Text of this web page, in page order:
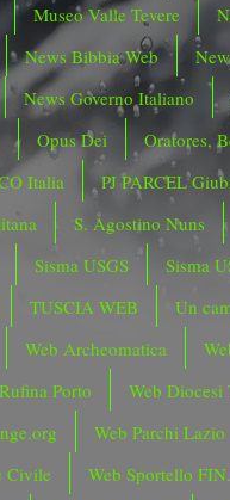
Museo Valle Tevere
News Bibbia Web
News Governo Italiano
Opus Dei Oratores,
Italia
PJ PARCEL
S. Agostino Nuns
Sisma USGS Sisma
TUSCIA WEB Un
Web Archeomatica
Porto
Web Diocesi
Web Parchi Lazio
Civile
Web Sportello